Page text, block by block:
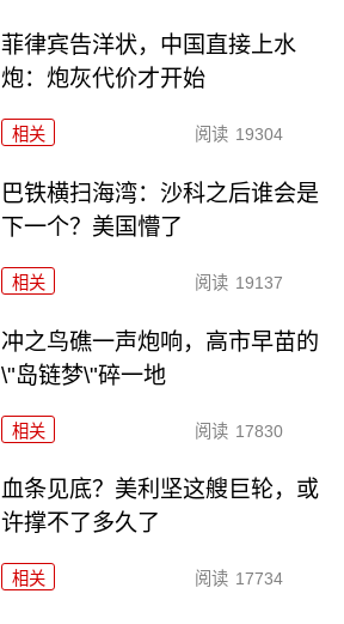
菲律宾告洋状，中国直接上水
炮：炮灰代价才开始
相关 阅读 19304
巴铁横扫海湾：沙科之后谁会是
下一个？美国懵了
相关 阅读 19137
冲之鸟礁一声炮响，高市早苗的
\"岛链梦\"碎一地
相关 阅读 17830
血条见底？美利坚这艘巨轮，或
许撑不了多久了
相关 阅读 17734